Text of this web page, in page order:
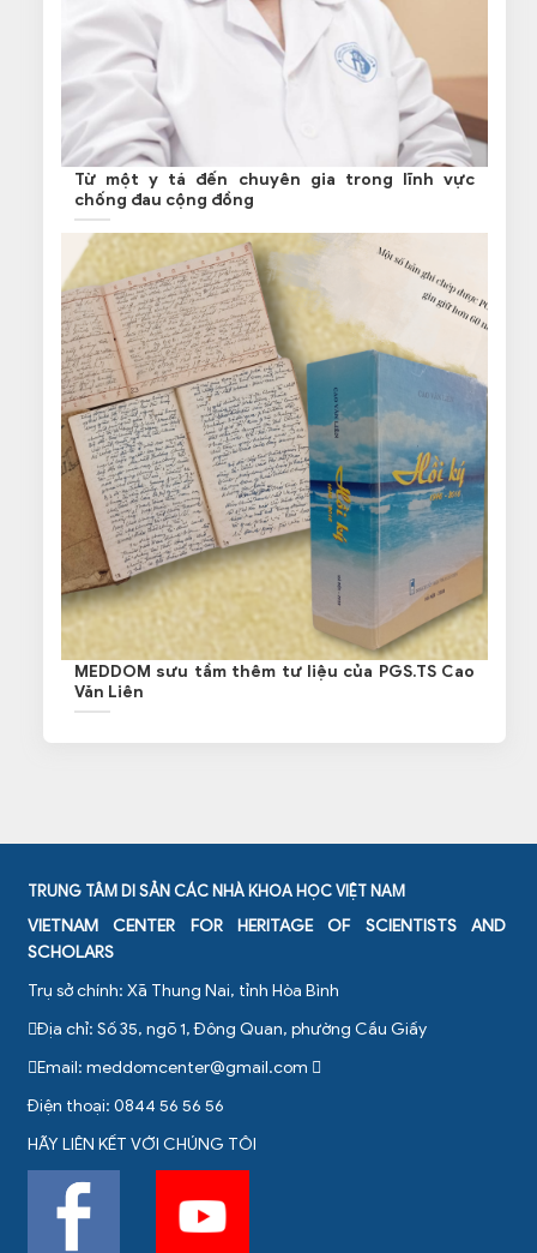
Từ một y tá đến chuyên gia trong lĩnh vực
chống đau cộng đồng
MEDDOM sưu tầm thêm tư liệu của PGS.TS Cao
Văn Liên
TRUNG TÂM DI SẢN CÁC NHÀ KHOA HỌC VIỆT NAM
VIETNAM CENTER FOR HERITAGE OF SCIENTISTS AND
SCHOLARS
Trụ sở chính: Xã Thung Nai, tỉnh Hòa Bình
Địa chỉ: Số 35, ngõ 1, Đông Quan, phường Cầu Giấy
Email: meddomcenter@gmail.com
Điện thoại: 0844 56 56 56
HÃY LIÊN KẾT VỚI CHÚNG TÔI